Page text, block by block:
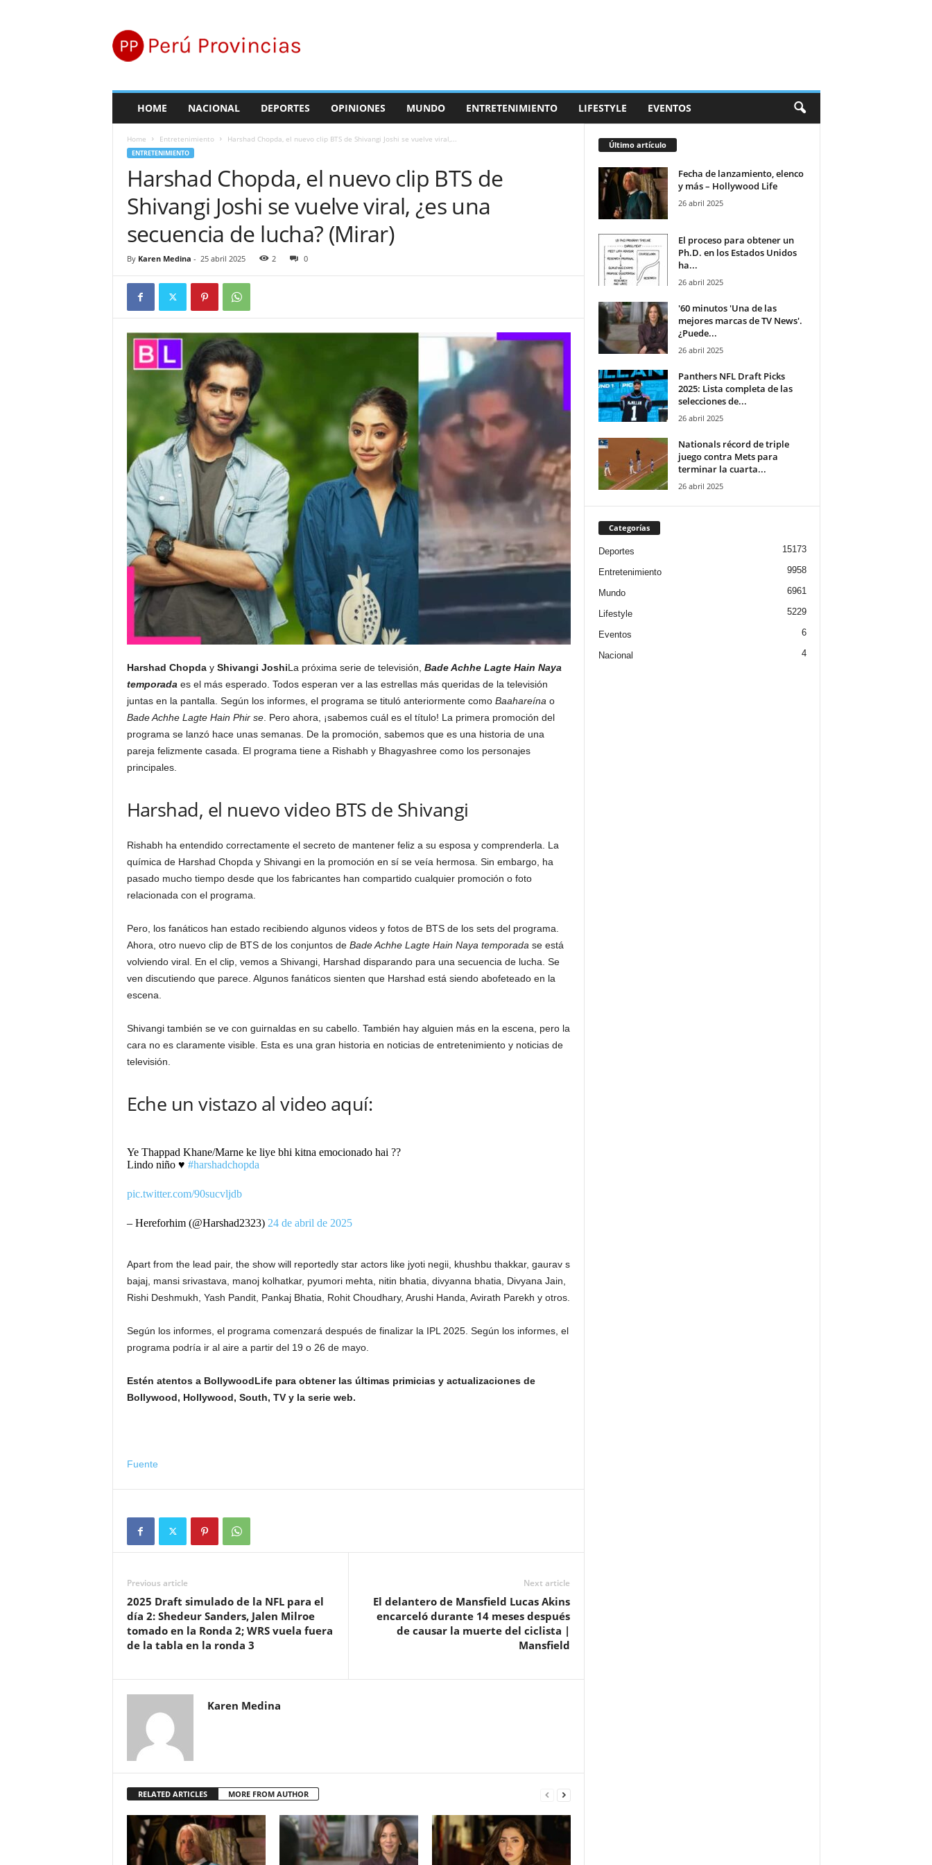
r
ú
HOME NACIONAL DEPORTES OPINIONES MUNDO ENTRETENIMIENTO LIFESTYLE EVENTOS
Home Entretenimiento Harshad Chopda, el nuevo clip BTS de Shivangi Joshi se vuelve viral,...
ENTRETENIMIENTO
Harshad Chopda, el nuevo clip BTS de
Shivangi Joshi se vuelve viral, ¿es una
secuencia de lucha? (Mirar)
By Karen Medina - 25 abril 2025 2 0
Harshad Chopday Shivangi JoshiLa próxima serie de televisión, Bade Achhe Lagte Hain Naya
temporada es el más esperado. Todos esperan ver a las estrellas más queridas de la televisión
juntas en la pantalla. Según los informes, el programa se tituló anteriormente como Baahareína o
Bade Achhe Lagte Hain Phir se. Pero ahora, ¡sabemos cuál es el título! La primera promoción del
programa se lanzó hace unas semanas. De la promoción, sabemos que es una historia de una
pareja felizmente casada. El programa tiene a Rishabh y Bhagyashree como los personajes
principales.
Harshad, el nuevo video BTS de Shivangi
Rishabh ha entendido correctamente el secreto de mantener feliz a su esposa y comprenderla. La
química de Harshad Chopda y Shivangi en la promoción en sí se veía hermosa. Sin embargo, ha
pasado mucho tiempo desde que los fabricantes han compartido cualquier promoción o foto
relacionada con el programa.
Pero, los fanáticos han estado recibiendo algunos videos y fotos de BTS de los sets del programa.
Ahora, otro nuevo clip de BTS de los conjuntos de Bade Achhe Lagte Hain Naya temporada se está
volviendo viral. En el clip, vemos a Shivangi, Harshad disparando para una secuencia de lucha. Se
ven discutiendo que parece. Algunos fanáticos sienten que Harshad está siendo abofeteado en la
escena.
Shivangi también se ve con guirnaldas en su cabello. También hay alguien más en la escena, pero la
cara no es claramente visible. Esta es una gran historia en noticias de entretenimiento y noticias de
televisión.
Eche un vistazo al video aquí:
Ye Thappad Khane/Marne ke liye bhi kitna emocionado hai ??
Lindo niño ♥ ️ #harshadchopda
pic.twitter.com/90sucvljdb
– Hereforhim (@Harshad2323) 24 de abril de 2025
Apart from the lead pair, the show will reportedly star actors like jyoti negii, khushbu thakkar, gaurav s
bajaj, mansi srivastava, manoj kolhatkar, pyumori mehta, nitin bhatia, divyanna bhatia, Divyana Jain,
Rishi Deshmukh, Yash Pandit, Pankaj Bhatia, Rohit Choudhary, Arushi Handa, Avirath Parekh y otros.
Según los informes, el programa comenzará después de finalizar la IPL 2025. Según los informes, el
programa podría ir al aire a partir del 19 o 26 de mayo.
Estén atentos a BollywoodLife para obtener las últimas primicias y actualizaciones de
Bollywood, Hollywood, South, TV y la serie web.
Fuente
Previous article
2025 Draft simulado de la NFL para el
día 2: Shedeur Sanders, Jalen Milroe
tomado en la Ronda 2; WRS vuela fuera
de la tabla en la ronda 3
Next article
El delantero de Mansfield Lucas Akins
encarceló durante 14 meses después
de causar la muerte del ciclista |
Mansfield
Karen Medina
RELATED ARTICLES MORE FROM AUTHOR
Último artículo
Fecha de lanzamiento, elenco
y más – Hollywood Life
26 abril 2025
El proceso para obtener un
Ph.D. en los Estados Unidos
ha...
26 abril 2025
'60 minutos 'Una de las
mejores marcas de TV News'.
¿Puede...
26 abril 2025
Panthers NFL Draft Picks
2025: Lista completa de las
selecciones de...
26 abril 2025
Nationals récord de triple
juego contra Mets para
terminar la cuarta...
26 abril 2025
Categorías
Deportes 15173
Entretenimiento 9958
Mundo 6961
Lifestyle 5229
Eventos 6
Nacional 4